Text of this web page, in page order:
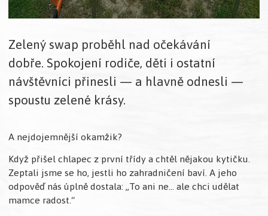
Zelený swap proběhl nad očekávání
dobře. Spokojení rodiče, děti i ostatní
návštěvníci přinesli — a hlavně odnesli —
spoustu zelené krásy.
A nejdojemnější okamžik?
Když přišel chlapec z první třídy a chtěl nějakou kytičku.
Zeptali jsme se ho, jestli ho zahradničení baví. A jeho
odpověď nás úplně dostala: „To ani ne… ale chci udělat
mamce radost.“